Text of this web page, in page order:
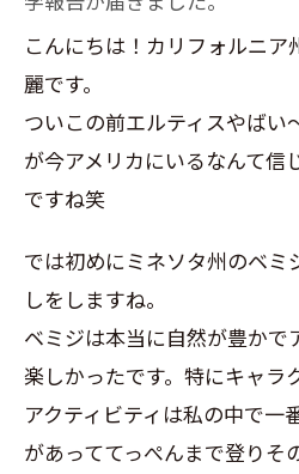
こんにちは！カリフォルニア
麗です。
ついこの前エルティスやばい
が今アメリカにいるなんて信
ですね笑
では初めにミネソタ州のベミ
しをしますね。
ベミジは本当に自然が豊かで
楽しかったです。特にキャラ
アクティビティは私の中で一
があっててっぺんまで登りそ